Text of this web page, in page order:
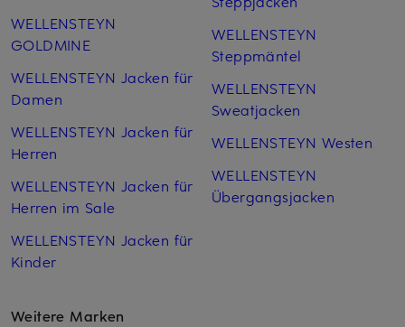
WELLENSTEYN
GOLDMINE
WELLENSTEYN Jacken für
Damen
WELLENSTEYN Jacken für
Herren
WELLENSTEYN Jacken für
Herren im Sale
WELLENSTEYN Jacken für
Kinder
WELLENSTEYN
Steppmäntel
WELLENSTEYN
Sweatjacken
WELLENSTEYN Westen
WELLENSTEYN
Übergangsjacken
Weitere Marken